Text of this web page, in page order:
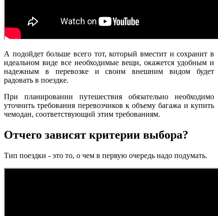
А подойдет больше всего тот, который вместит и сохранит в
идеальном виде все необходимые вещи, окажется удобным и
надежным в перевозке и своим внешним видом будет
радовать в поездке.
При планировании путешествия обязательно необходимо
уточнить требования перевозчиков к объему багажа и купить
чемодан, соответствующий этим требованиям.
Отчего зависят критерии выбора?
Тип поездки - это то, о чем в первую очередь надо подумать.